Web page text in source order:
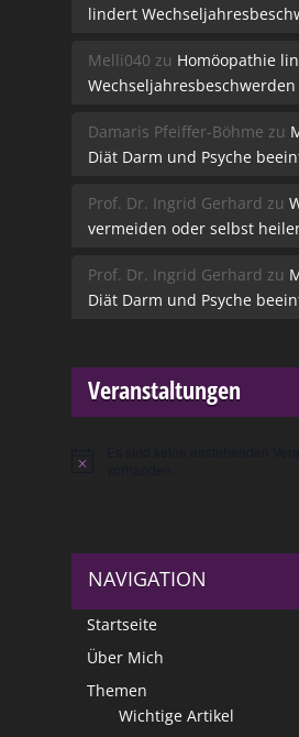
lindert
Melli040 zu Homöopathie
Wechseljahresbeschwerden
Damaris Pfeiffer-Böhme zu
Diät Darm und Psyche
Prof. Dr. Ingrid Gerhard zu
vermeiden oder selbst
Prof. Dr. Ingrid Gerhard zu
Diät Darm und Psyche
Veranstaltungen
Hinweis
NAVIGATION
Startseite
Über Mich
Themen
Wichtige Artikel